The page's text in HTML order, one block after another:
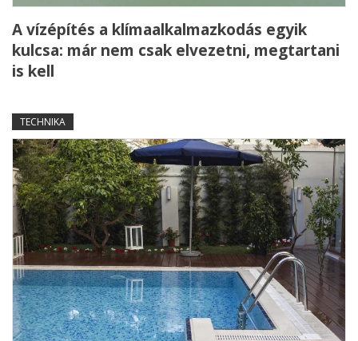
A vízépítés a klímaalkalmazkodás egyik
kulcsa: már nem csak elvezetni, megtartani
is kell
TECHNIKA